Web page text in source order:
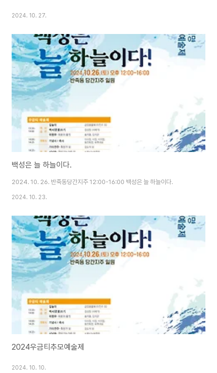
2024. 10. 27.
백성은 늘 하늘이다.
2024. 10. 26. 반죽동당간지주 12:00-16:00 백성은 늘 하늘이다.
2024. 10. 23.
2024우금티추모예술제
2024. 10. 10.